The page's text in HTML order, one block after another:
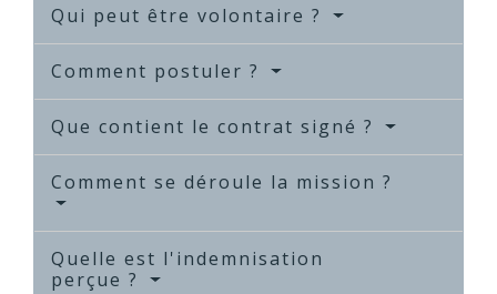
Qui peut être volontaire ?
Comment postuler ?
Que contient le contrat signé ?
Comment se déroule la mission ?
Quelle est l'indemnisation
perçue ?